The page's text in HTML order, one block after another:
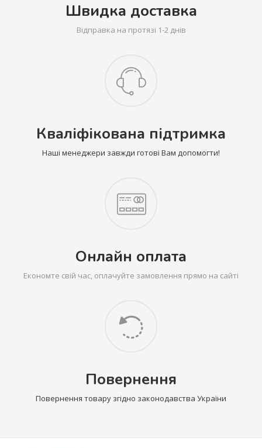
Швидка доставка
Відправка на протязі 1-2 днів
Кваліфікована підтримка
Наші менеджери завжди готові Вам допомогти!
Онлайн оплата
Економте свій час, оплачуйте замовлення прямо на сайті
Повернення
Повернення товару згідно законодавства України